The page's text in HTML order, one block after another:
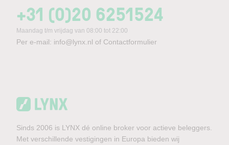
+31 (0)20 6251524
Maandag t/m vrijdag van 08:00 tot 22:00
Per e-mail: info@lynx.nl of Contactformulier
Sinds 2006 is LYNX dé online broker voor actieve beleggers.
Met verschillende vestigingen in Europa bieden wij